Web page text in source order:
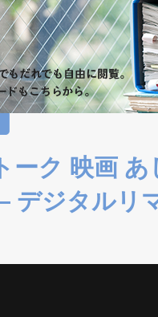
ーク 映画
デジタルリ